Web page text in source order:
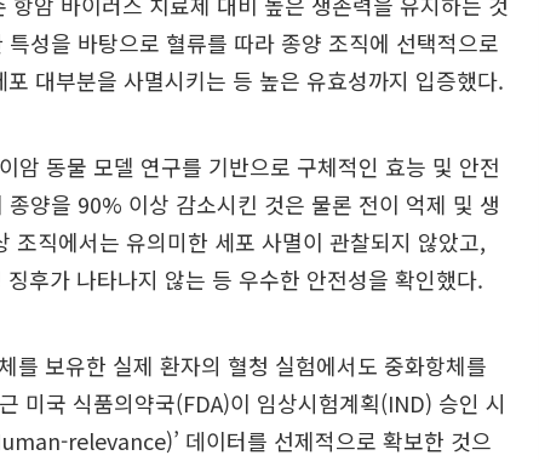
성을 바탕으로 혈류를 따라 종양 조직에 선택적으로
대부분을 사멸시키는 등 높은 유효성까지 입증했다.
암 동물 모델 연구를 기반으로 구체적인 효능 및 안전
양을 90% 이상 감소시킨 것은 물론 전이 억제 및 생
조직에서는 유의미한 세포 사멸이 관찰되지 않았고,
후가 나타나지 않는 등 우수한 안전성을 확인했다.
를 보유한 실제 환자의 혈청 실험에서도 중화항체를
미국 식품의약국(FDA)이 임상시험계획(IND) 승인 시
relevance)’ 데이터를 선제적으로 확보한 것으